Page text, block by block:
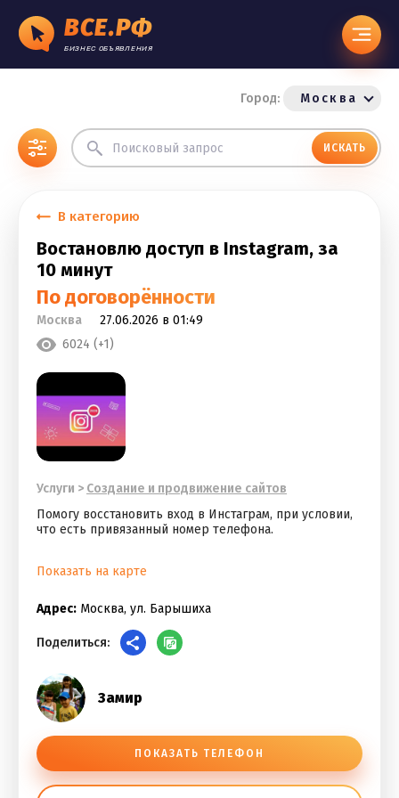
ВСЕ.РФ
БИЗНЕС ОБЪЯВЛЕНИЯ
Город: Москва
ИСКАТЬ
В категорию
Востановлю доступ в Instagram, за
10 минут
По договорённости
Москва
27.06.2026 в 01:49
6024 (+1)
Услуги > Cоздание и продвижение сайтов
Помогу восстановить вход в Инстаграм, при условии,
что есть привязанный номер телефона.
Показать на карте
Адрес: Москва, ул. Барышиха
Поделиться:
Замир
ПОКАЗАТЬ ТЕЛЕФОН